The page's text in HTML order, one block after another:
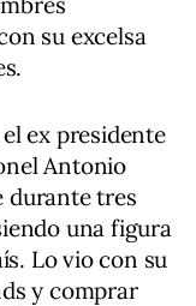
su excelsa
ex presidente
Antonio
durante tres
una figura
Lo vio con su
y comprar